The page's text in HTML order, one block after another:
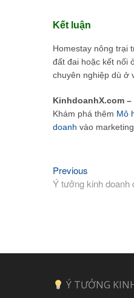
Kết luận
Homestay nông trại
đất đai hoặc kết nối
chuyên nghiệp dù ở
KinhdoanhX.com
Khám phá thêm Mô
doanh vào
Điều
hướng
Previous
post:
Ý tưởng kinh
Ý TƯỞNG